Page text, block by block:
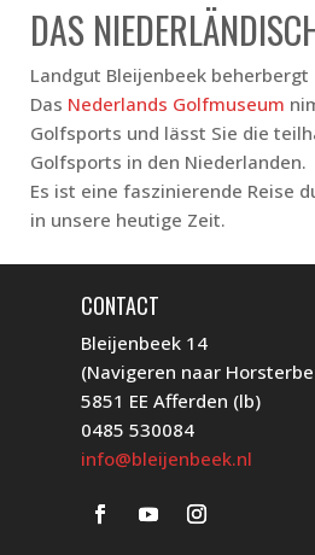
DAS
Landgut Bleijenbeek
Das Nederlands Golfmuseum
Golfsports und lässt Sie die
Golfsports in den Niederlanden.
Es ist eine faszinierende Reise
in unsere heutige Zeit.
CONTACT
Bleijenbeek 14
(Navigeren naar
5851 EE Afferden (lb)
0485 530084
info@bleijenbeek.nl